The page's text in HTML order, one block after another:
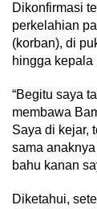
Dikonfirmasi
perkelahian
(korban), di
hingga kepala
“Begitu saya
membawa
Saya di kejar,
sama
bahu kanan
Diketahui,